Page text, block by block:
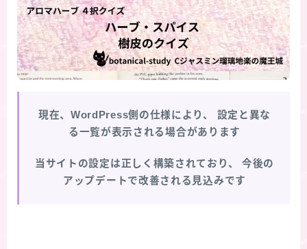
秘密部屋
お知らせ
Cジャスミン瑠璃地楽の主な活動先リンク集
プロフィール
現在、WordPress側の仕様により、
設定と異な
る一覧が表示される場合があります
当サイトの設定は正しく構築されており、
今後の
アップデートで改善される見込みです